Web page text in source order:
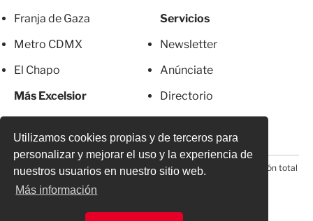
Utilizamos cookies propias y de terceros para
personalizar y mejorar el uso y la experiencia de
nuestros usuarios en nuestro sitio web.
Más información
Franja de Gaza
Metro CDMX
El Chapo
Más Excelsior
Servicios
Newsletter
Anúnciate
Directorio
© 2026 Todos los derechos reservados. Prohibida la reproducción total
o parcial, incluyendo cualquier medio electrónico*